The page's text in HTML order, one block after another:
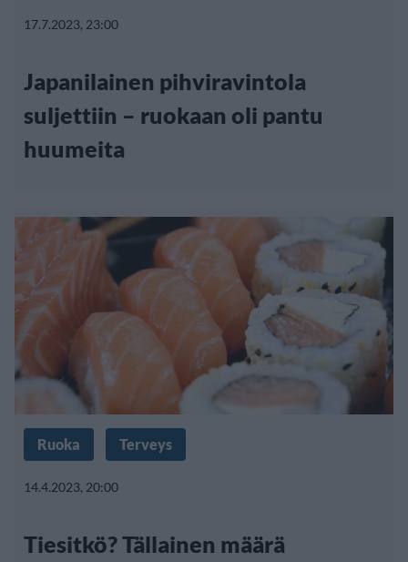
17.7.2023, 23:00
Japanilainen pihviravintola
suljettiin – ruokaan oli pantu
huumeita
Ruoka Terveys
14.4.2023, 20:00
Tiesitkö? Tällainen määrä